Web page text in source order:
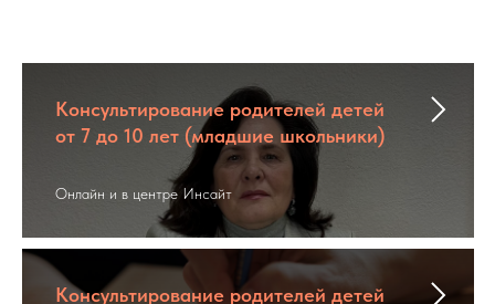
Консультирование родителей детей
от 7 до 10 лет (младшие школьники)
Онлайн и в центре Инсайт
Консультирование родителей детей